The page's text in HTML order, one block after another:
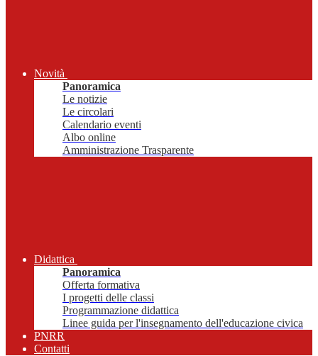
Novità
Panoramica
Le notizie
Le circolari
Calendario eventi
Albo online
Amministrazione Trasparente
Didattica
Panoramica
Offerta formativa
I progetti delle classi
Programmazione didattica
Linee guida per l'insegnamento dell'educazione civica
PNRR
Contatti